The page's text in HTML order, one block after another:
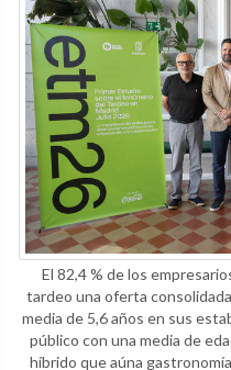
El 82,4 % de los
tardeo una oferta
media de 5,6 años en sus
público con una media de
híbrido que aúna